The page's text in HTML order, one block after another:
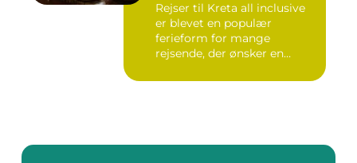
Rejser til Kreta all inclusive
er blevet en populær
ferieform for mange
rejsende, der ønsker en